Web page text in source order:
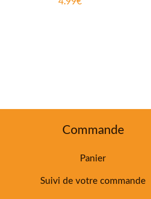
Commande
Panier
Suivi de votre commande